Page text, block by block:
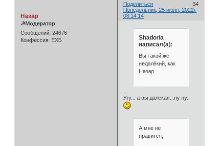
Поделиться
34
Понедельник, 25 июля, 2022г.
08:14:14
Назар
☭Модератор
Сообщений: 24676
Конфессия: ЕХБ
Shadoria
написал(а):
Вы такой же
недалёкий, как
Назар.
Угу... а вы далекая...ну ну.
А мне не
нравится,